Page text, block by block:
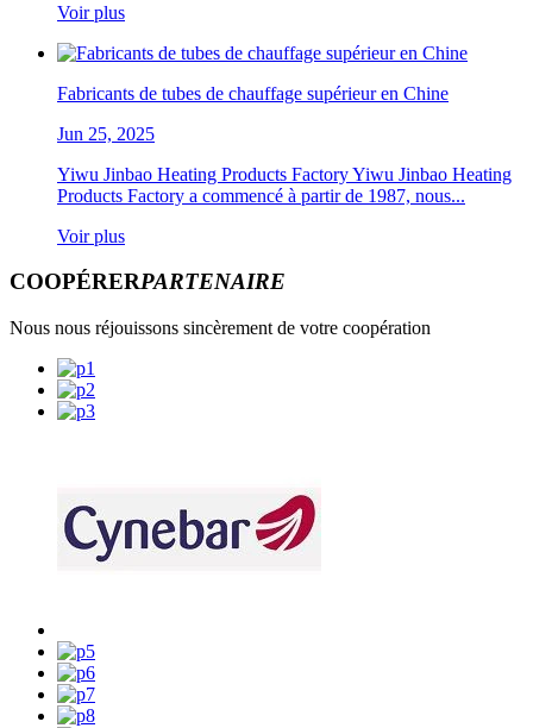
Voir plus
Fabricants de tubes de chauffage supérieur en Chine
Jun 25, 2025
Yiwu Jinbao Heating Products Factory Yiwu Jinbao Heating
Products Factory a commencé à partir de 1987, nous...
Voir plus
COOPÉRERPARTENAIRE
Nous nous réjouissons sincèrement de votre coopération